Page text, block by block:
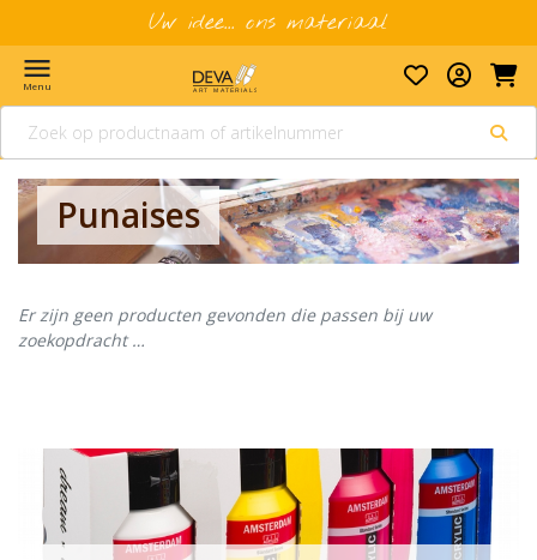
Uw idee... ons materiaal
menu
Menu
Punaises
Er zijn geen producten gevonden die passen bij uw
zoekopdracht …
Banner row 2